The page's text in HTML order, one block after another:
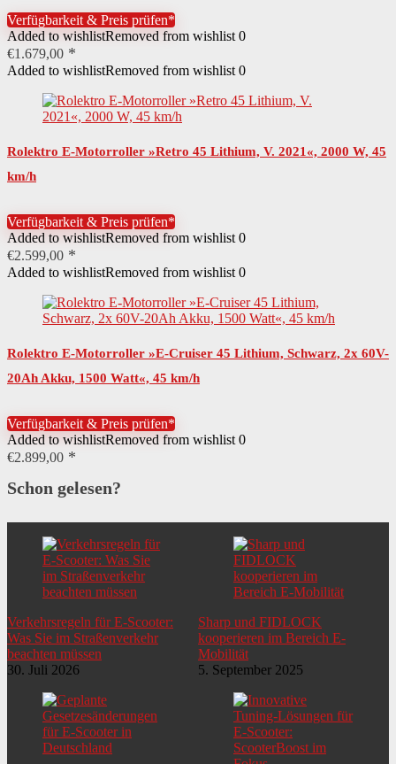
Verfügbarkeit & Preis prüfen*
Added to wishlistRemoved from wishlist 0
€1.679,00
Added to wishlistRemoved from wishlist 0
Rolektro E-Motorroller »Retro 45 Lithium, V. 2021«, 2000 W, 45
km/h
Verfügbarkeit & Preis prüfen*
Added to wishlistRemoved from wishlist 0
€2.599,00
Added to wishlistRemoved from wishlist 0
Rolektro E-Motorroller »E-Cruiser 45 Lithium, Schwarz, 2x 60V-
20Ah Akku, 1500 Watt«, 45 km/h
Verfügbarkeit & Preis prüfen*
Added to wishlistRemoved from wishlist 0
€2.899,00
Schon gelesen?
Verkehrsregeln für E-Scooter:
Was Sie im Straßenverkehr
beachten müssen
30. Juli 2026
Sharp und FIDLOCK
kooperieren im Bereich E-
Mobilität
5. September 2025